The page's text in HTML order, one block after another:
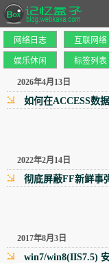
网络日志 互联网络
娱乐休闲 标签列表
2026年4月13日
如何在ACCESS数
2022年2月14日
彻底屏蔽FF新鲜事
2017年8月3日
win7/win8(IIS7.5)